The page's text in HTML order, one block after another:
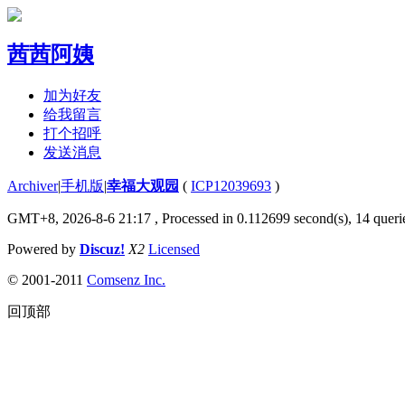
茜茜阿姨
加为好友
给我留言
打个招呼
发送消息
Archiver|手机版|幸福大观园 ( ICP12039693 )
GMT+8, 2026-8-6 21:17 , Processed in 0.112699 second(s), 14
Powered by Discuz! X2 Licensed
© 2001-2011 Comsenz Inc.
回顶部